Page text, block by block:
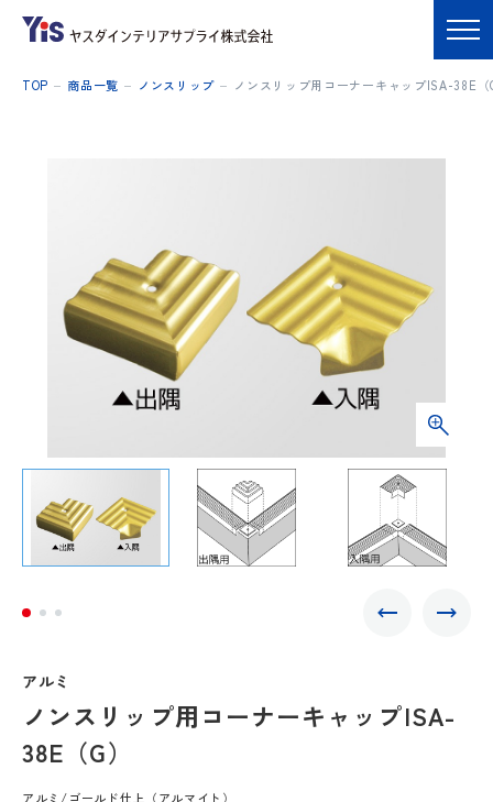
TOP 商品一覧 ノンスリップ ノンスリップ用コーナーキャップISA-38E（
アルミ
ノンスリップ用コーナーキャップISA-
38E（G）
アルミ/ゴールド仕上（アルマイト）